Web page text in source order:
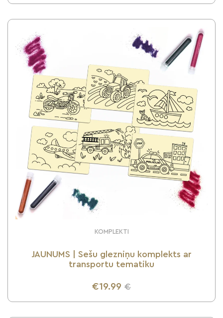
UZZINI VAIRĀK
KOMPLEKTI
JAUNUMS | Sešu glezniņu komplekts ar
transportu tematiku
€19.99 €
UZZINI VAIRĀK